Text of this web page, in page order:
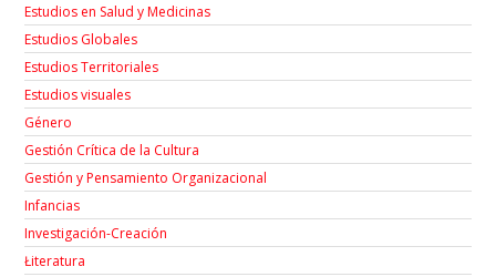
Estudios en Salud y Medicinas
Estudios Globales
Estudios Territoriales
Estudios visuales
Género
Gestión Crítica de la Cultura
Gestión y Pensamiento Organizacional
Infancias
Investigación-Creación
Łiteratura